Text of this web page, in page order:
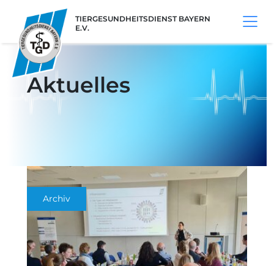
TIERGESUNDHEITSDIENST BAYERN
E.V.
Aktuelles
Archiv